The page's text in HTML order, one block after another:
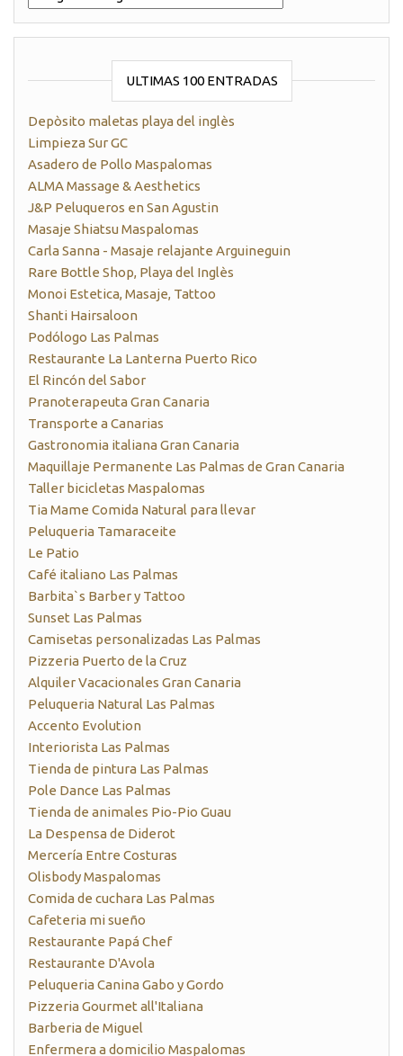
ULTIMAS 100 ENTRADAS
Depòsito maletas playa del inglès
Limpieza Sur GC
Asadero de Pollo Maspalomas
ALMA Massage & Aesthetics
J&P Peluqueros en San Agustin
Masaje Shiatsu Maspalomas
Carla Sanna - Masaje relajante Arguineguin
Rare Bottle Shop, Playa del Inglès
Monoi Estetica, Masaje, Tattoo
Shanti Hairsaloon
Podólogo Las Palmas
Restaurante La Lanterna Puerto Rico
El Rincón del Sabor
Pranoterapeuta Gran Canaria
Transporte a Canarias
Gastronomia italiana Gran Canaria
Maquillaje Permanente Las Palmas de Gran Canaria
Taller bicicletas Maspalomas
Tia Mame Comida Natural para llevar
Peluqueria Tamaraceite
Le Patio
Café italiano Las Palmas
Barbita`s Barber y Tattoo
Sunset Las Palmas
Camisetas personalizadas Las Palmas
Pizzeria Puerto de la Cruz
Alquiler Vacacionales Gran Canaria
Peluqueria Natural Las Palmas
Accento Evolution
Interiorista Las Palmas
Tienda de pintura Las Palmas
Pole Dance Las Palmas
Tienda de animales Pio-Pio Guau
La Despensa de Diderot
Mercería Entre Costuras
Olisbody Maspalomas
Comida de cuchara Las Palmas
Cafeteria mi sueño
Restaurante Papá Chef
Restaurante D'Avola
Peluqueria Canina Gabo y Gordo
Pizzeria Gourmet all'Italiana
Barberia de Miguel
Enfermera a domicilio Maspalomas